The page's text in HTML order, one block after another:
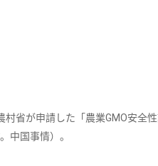
省が申請した「農業GMO安全
中国事情）。